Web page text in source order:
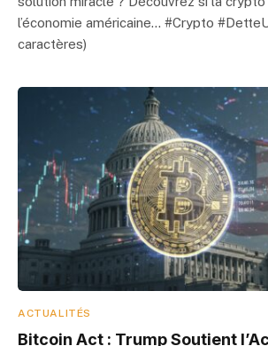
l’économie américaine… #Crypto
caractères)
ACTUALITÉS
Bitcoin Act : Trump Soutient